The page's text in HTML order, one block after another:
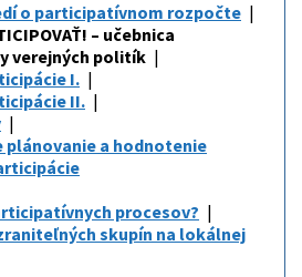
o participatívnom rozpočte
– učebnica
verejných politík
I.
II.
plánovanie a hodnotenie
procesov?
skupín na lokálnej